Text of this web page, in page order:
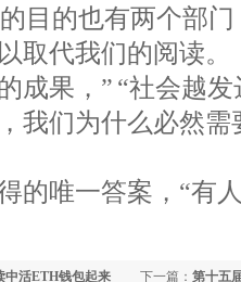
目的也有两个部
取代我们的阅读。
成果，” “社会越
我们为什么必然
的唯一答案，“有
下一篇： 第十五
中活ETH钱包起来